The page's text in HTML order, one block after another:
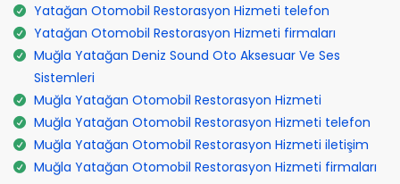
Yatağan Otomobil Restorasyon Hizmeti telefon
Yatağan Otomobil Restorasyon Hizmeti firmaları
Muğla Yatağan Deniz Sound Oto Aksesuar Ve Ses
Sistemleri
Muğla Yatağan Otomobil Restorasyon Hizmeti
Muğla Yatağan Otomobil Restorasyon Hizmeti telefon
Muğla Yatağan Otomobil Restorasyon Hizmeti iletişim
Muğla Yatağan Otomobil Restorasyon Hizmeti firmaları